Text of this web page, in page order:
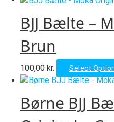
BJJ Bælte –
Brun
100,00 kr. Select
Børne BJJ